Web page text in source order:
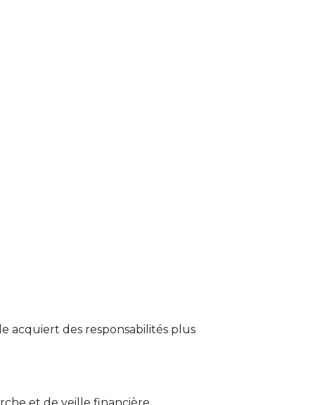
acquiert des responsabilités plus